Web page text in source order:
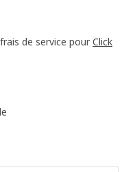
de service pour Click